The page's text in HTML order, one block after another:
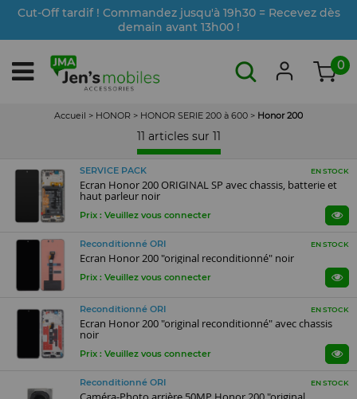
Cut-Off tardif ! Commandez jusqu'à 19h30 = Recevez dès
demain avant 13h00 !
0
Accueil > HONOR > HONOR SERIE 200 à 600 > Honor 200
11 articles sur 11
SERVICE PACK EN STOCK
Ecran Honor 200 ORIGINAL SP avec chassis, batterie et
haut parleur noir
Prix : Veuillez vous connecter
Reconditionné ORI EN STOCK
Ecran Honor 200 "original reconditionné" noir
Prix : Veuillez vous connecter
Reconditionné ORI EN STOCK
Ecran Honor 200 "original reconditionné" avec chassis
noir
Prix : Veuillez vous connecter
Reconditionné ORI EN STOCK